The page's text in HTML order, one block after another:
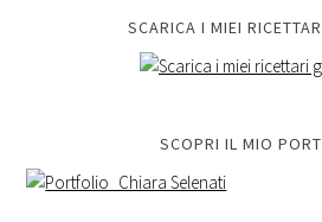
SCARICA I MIEI
SCOPRI IL MIO